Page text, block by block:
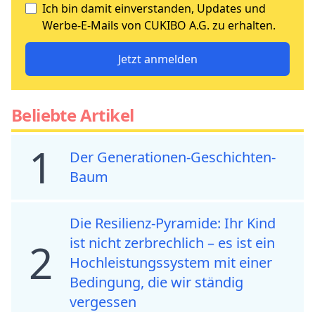
Ich bin damit einverstanden, Updates und
Werbe-E-Mails von CUKIBO A.G. zu erhalten.
Jetzt anmelden
Beliebte Artikel
1
Der Generationen-Geschichten-
Baum
2
Die Resilienz-Pyramide: Ihr Kind
ist nicht zerbrechlich – es ist ein
Hochleistungssystem mit einer
Bedingung, die wir ständig
vergessen